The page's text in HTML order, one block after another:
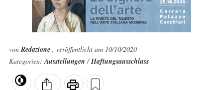
vonRedazione , veröffentlicht am 10/10/2020
Kategorien:Ausstellungen/Haftungsausschluss